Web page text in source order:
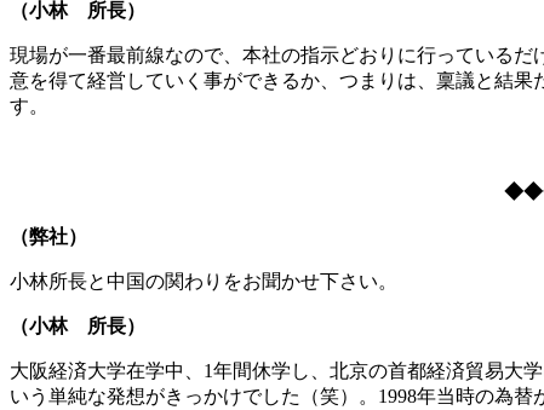
（小林 所長）
現場が一番最前線なので、本社の指示どおりに行っている
意を得て経営していく事ができるか、つまりは、稟議と結
す。
◆◆◆
（弊社）
小林所長と中国の関わりをお聞かせ下さい。
（小林 所長）
大阪経済大学在学中、1年間休学し、北京の首都経済貿易大
いう単純な発想がきっかけでした（笑）。1998年当時の為